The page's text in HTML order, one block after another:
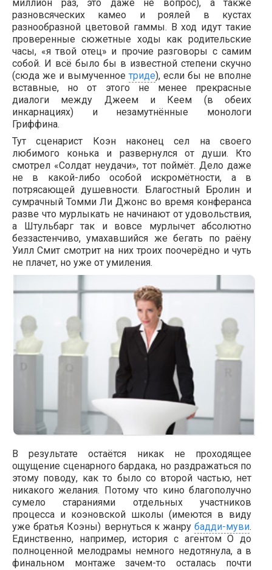
миллион раз, это даже не вопрос), а также
разновсяческих камео и роялей в кустах
разнообразной цветовой гаммы. В ход идут такие
проверенные сюжетные ходы как родительские
часы, «я твой отец» и прочие разговоры с самим
собой. И всё было бы в известной степени скучно
(сюда же и вымученноетриде), если бы не вполне
вставные, но от этого не менее прекрасные
диалоги между Джеем и Кеем (в обеих
инкарнациях) и незамутнённые монологи
Гриффина.
Тут сценарист Коэн наконец сел на своего
любимого конька и развернулся от души. Кто
смотрел «Солдат неудачи», тот поймёт. Дело даже
не в какой-либо особой искромётности, а в
потрясающей душевности. Благостный Бролин и
сумрачный Томми Ли Джонс во время конферанса
разве что мурлыкать не начинают от удовольствия,
а Штульбарг так и вовсе мурлычет абсолютно
беззастенчиво, умахавшийся же бегать по раёну
Уилл Смит смотрит на них троих поочерёдно и чуть
не плачет, но уже от умиления.
В результате остаётся никак не проходящее
ощущение сценарного бардака, но раздражаться по
этому поводу, как то было со второй частью, нет
никакого желания. Потому что кино благополучно
сумело стараниями отдельных участников
процесса и коэновской школы (имеются в виду
уже братья Коэны) вернуться к жанрубадди-муви.
Единственно, например, история с агентом О до
полноценной мелодрамы немного недотянула, а в
финальном монтаже зачем-то осталась почти